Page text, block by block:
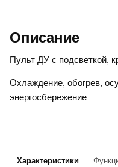
Описание
Пульт ДУ с подсветкой,
Охлаждение, обогрев,
энергосбережение
Характеристики